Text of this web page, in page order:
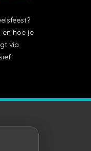
en hoe je
via